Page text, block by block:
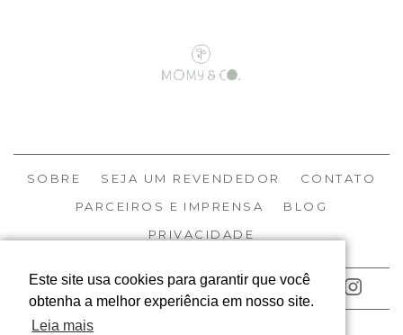
Este site usa cookies para garantir que você
obtenha a melhor experiência em nosso site.
Leia mais
SOBRE SEJA UM REVENDEDOR
CONTATO
PARCEIROS E IMPRENSA
BLOG
PRIVACIDADE
ACOMPANHE NOSSAS REDES